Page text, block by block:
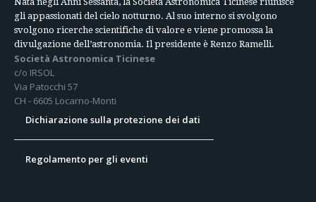
gli appassionati del cielo notturno. Al suo interno si svolgono
svolgono ricerche scientifiche di valore e viene promossa la
divulgazione dell’astronomia. Il presidente è Renzo Ramelli.
Società Astronomica Ticinese
c/o IRSOL
Via Patocchi 57
CH - 6605 Locarno-Monti
Dichiarazione sulla protezione dei dati
Regolamento per gli eventi